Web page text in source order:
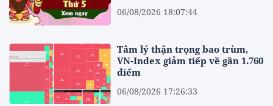
06/08/2026 18:07:44
Tâm lý thận trọng bao trùm,
VN-Index giảm tiếp về gần 1.760
điểm
06/08/2026 17:26:33